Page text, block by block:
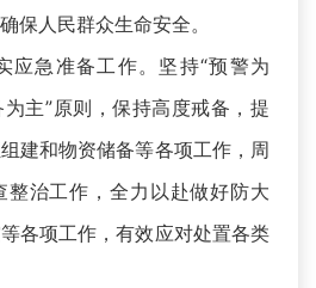
保人民群众生命安全。
急准备工作。坚持“预警为
主”原则，保持高度戒备，提
建和物资储备等各项工作，周
整治工作，全力以赴做好防大
各项工作，有效应对处置各类